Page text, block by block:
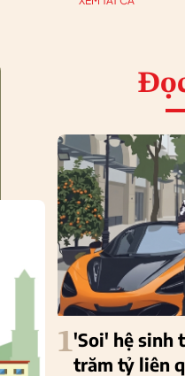
1'Soi' hệ sinh
trăm tỷ liên